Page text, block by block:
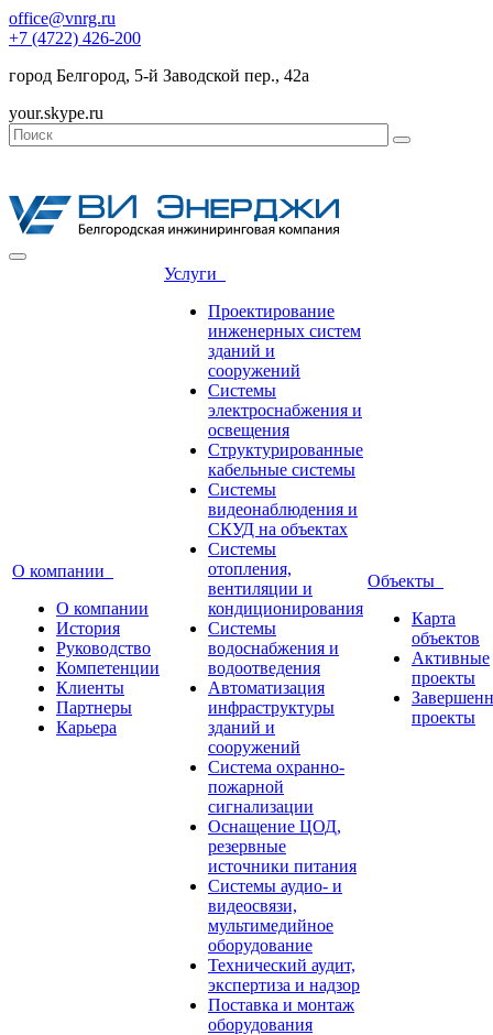
office@vnrg.ru
+7 (4722) 426-200
город Белгород, 5-й Заводской пер., 42а
your.skype.ru
О компании
О компании
История
Руководство
Компетенции
Клиенты
Партнеры
Карьера
Услуги
Проектирование
инженерных систем
зданий и
сооружений
Системы
электроснабжения и
освещения
Структурированные
кабельные системы
Системы
видеонаблюдения и
СКУД на объектах
Системы
отопления,
вентиляции и
кондиционирования
Системы
водоснабжения и
водоотведения
Автоматизация
инфраструктуры
зданий и
сооружений
Система охранно-
пожарной
сигнализации
Оснащение ЦОД,
резервные
источники питания
Системы аудио- и
видеосвязи,
мультимедийное
оборудование
Технический аудит,
экспертиза и надзор
Поставка и монтаж
оборудования
Объекты
Карта
объектов
Активные
проекты
проекты